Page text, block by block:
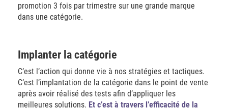
promotion 3 fois par trimestre sur une grande marque
dans une catégorie.
Implanter la catégorie
C’est l’action qui donne vie à nos stratégies et tactiques.
C’est l’implantation de la catégorie dans le point de vente
après avoir réalisé des tests afin d’appliquer les
meilleures solutions. Et c’est à travers l’efficacité de la